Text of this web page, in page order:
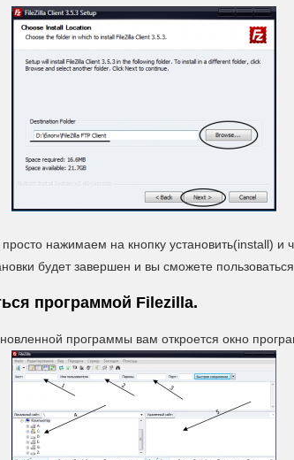
нажимаем на кнопку установить(install) и
будет завершен и вы сможете
программой Filezilla.
программы вам откроется окно